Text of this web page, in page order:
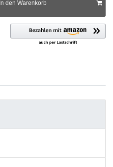
In den Warenkorb